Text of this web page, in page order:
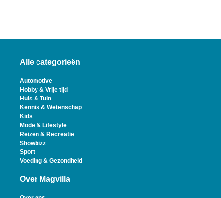
Alle categorieën
Automotive
Hobby & Vrije tijd
Huis & Tuin
Kennis & Wetenschap
Kids
Mode & Lifestyle
Reizen & Recreatie
Showbizz
Sport
Voeding & Gezondheid
Over Magvilla